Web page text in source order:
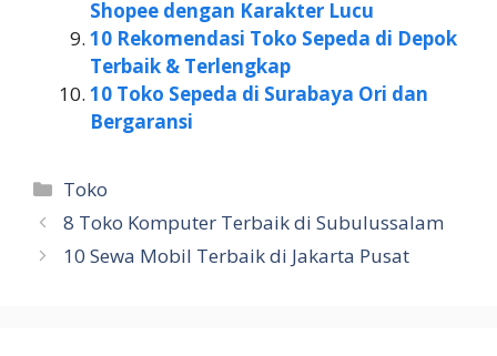
Shopee dengan Karakter Lucu
10 Rekomendasi Toko Sepeda di Depok
Terbaik & Terlengkap
10 Toko Sepeda di Surabaya Ori dan
Bergaransi
Kategori
Toko
8 Toko Komputer Terbaik di Subulussalam
10 Sewa Mobil Terbaik di Jakarta Pusat